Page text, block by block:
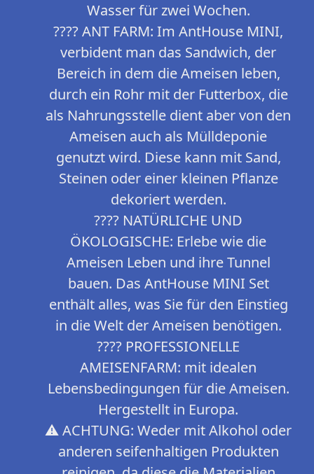
Wasser für zwei Wochen.
???? ANT FARM: Im AntHouse MINI,
verbident man das Sandwich, der
Bereich in dem die Ameisen leben,
durch ein Rohr mit der Futterbox, die
als Nahrungsstelle dient aber von den
Ameisen auch als Mülldeponie
genutzt wird. Diese kann mit Sand,
Steinen oder einer kleinen Pflanze
dekoriert werden.
???? NATÜRLICHE UND
ÖKOLOGISCHE: Erlebe wie die
Ameisen Leben und ihre Tunnel
bauen. Das AntHouse MINI Set
enthält alles, was Sie für den Einstieg
in die Welt der Ameisen benötigen.
???? PROFESSIONELLE
AMEISENFARM: mit idealen
Lebensbedingungen für die Ameisen.
Hergestellt in Europa.
⚠️ ACHTUNG: Weder mit Alkohol oder
anderen seifenhaltigen Produkten